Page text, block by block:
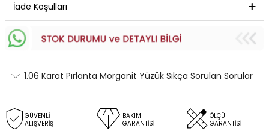
İade Koşulları
1.06 Karat Pırlanta Morganit Yüzük Sıkça Sorulan Sorular
GÜVENLİ
ALIŞVERİŞ
BAKIM
GARANTİSİ
ÖLÇÜ
GARANTİSİ